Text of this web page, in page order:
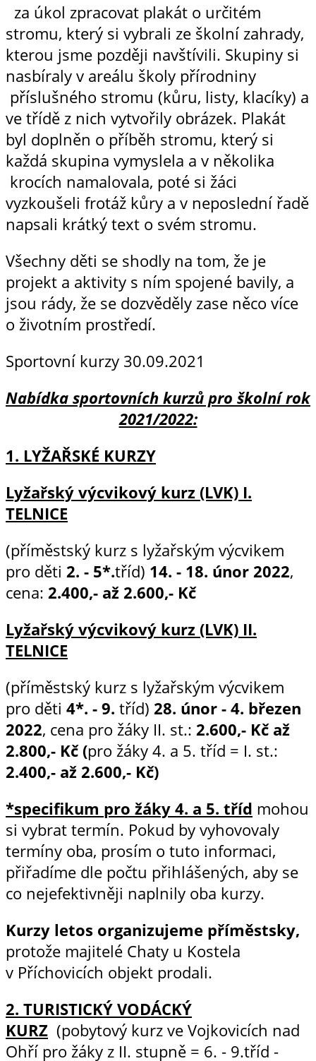
za úkol zpracovat plakát o určitém
stromu, který si vybrali ze školní zahrady,
kterou jsme později navštívili. Skupiny si
nasbíraly v areálu školy přírodniny
příslušného stromu (kůru, listy, klacíky) a
ve třídě z nich vytvořily obrázek. Plakát
byl doplněn o příběh stromu, který si
každá skupina vymyslela a v několika
krocích namalovala, poté si žáci
vyzkoušeli frotáž kůry a v neposlední řadě
napsali krátký text o svém stromu.
Všechny děti se shodly na tom, že je
projekt a aktivity s ním spojené bavily, a
jsou rády, že se dozvěděly zase něco více
o životním prostředí.
Sportovní kurzy 30.09.2021
Nabídka sportovních kurzů pro školní rok
2021/2022:
1. LYŽAŘSKÉ KURZY
Lyžařský výcvikový kurz (LVK) I.
TELNICE
(příměstský kurz s lyžařským výcvikem
pro děti 2. - 5*.tříd) 14. - 18. únor 2022,
cena: 2.400,- až 2.600,- Kč
Lyžařský výcvikový kurz (LVK) II.
TELNICE
(příměstský kurz s lyžařským výcvikem
pro děti 4*. - 9. tříd) 28. únor - 4. březen
2022, cena pro žáky II. st.: 2.600,- Kč až
2.800,- Kč (pro žáky 4. a 5. tříd = I. st.:
2.400,- až 2.600,- Kč)
*specifikum pro žáky 4. a 5. tříd mohou
si vybrat termín. Pokud by vyhovovaly
termíny oba, prosím o tuto informaci,
přiřadíme dle počtu přihlášených, aby se
co nejefektivněji naplnily oba kurzy.
Kurzy letos organizujeme příměstsky,
protože majitelé Chaty u Kostela
v Příchovicích objekt prodali.
2. TURISTICKÝ VODÁCKÝ
KURZ (pobytový kurz ve Vojkovicích nad
Ohří pro žáky z II. stupně = 6. - 9.tříd -